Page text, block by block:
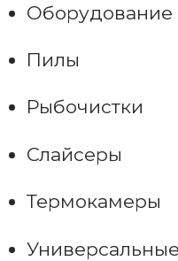
Оборудование
Пилы
Рыбочистки
Слайсеры
Термокамеры